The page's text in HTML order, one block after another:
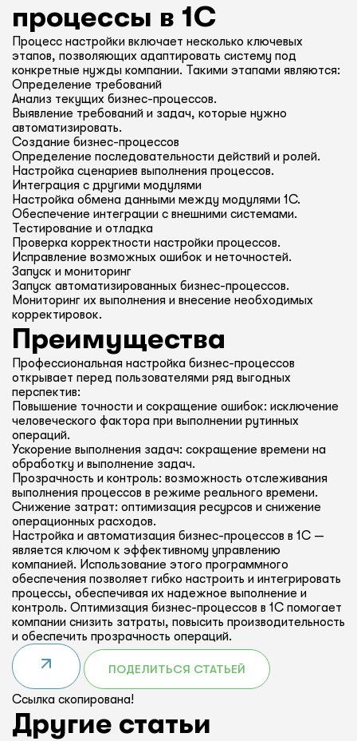
процессы в 1С
Процесс настройки включает несколько ключевых
этапов, позволяющих адаптировать систему под
конкретные нужды компании. Такими этапами являются:
Определение требований
Анализ текущих бизнес-процессов.
Выявление требований и задач, которые нужно
автоматизировать.
Создание бизнес-процессов
Определение последовательности действий и ролей.
Настройка сценариев выполнения процессов.
Интеграция с другими модулями
Настройка обмена данными между модулями 1С.
Обеспечение интеграции с внешними системами.
Тестирование и отладка
Проверка корректности настройки процессов.
Исправление возможных ошибок и неточностей.
Запуск и мониторинг
Запуск автоматизированных бизнес-процессов.
Мониторинг их выполнения и внесение необходимых
корректировок.
Преимущества
Профессиональная настройка бизнес-процессов
открывает перед пользователями ряд выгодных
перспектив:
Повышение точности и сокращение ошибок: исключение
человеческого фактора при выполнении рутинных
операций.
Ускорение выполнения задач: сокращение времени на
обработку и выполнение задач.
Прозрачность и контроль: возможность отслеживания
выполнения процессов в режиме реального времени.
Снижение затрат: оптимизация ресурсов и снижение
операционных расходов.
Настройка и автоматизация бизнес-процессов в 1С —
является ключом к эффективному управлению
компанией. Использование этого программного
обеспечения позволяет гибко настроить и интегрировать
процессы, обеспечивая их надежное выполнение и
контроль. Оптимизация бизнес-процессов в 1С помогает
компании снизить затраты, повысить производительность
и обеспечить прозрачность операций.
ПОДЕЛИТЬСЯ СТАТЬЕЙ
Ссылка скопирована!
Другие статьи